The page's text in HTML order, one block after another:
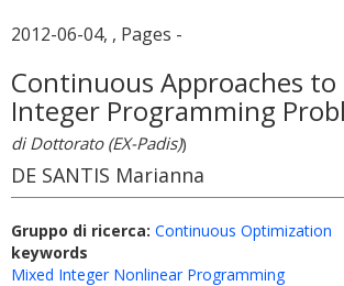
2012-06-04, , Pages -
Continuous Approaches to
Integer Programming
di Dottorato (EX-Padis))
DE SANTIS Marianna
Gruppo di ricerca: Continuous Optimization
keywords
Mixed Integer Nonlinear Programming